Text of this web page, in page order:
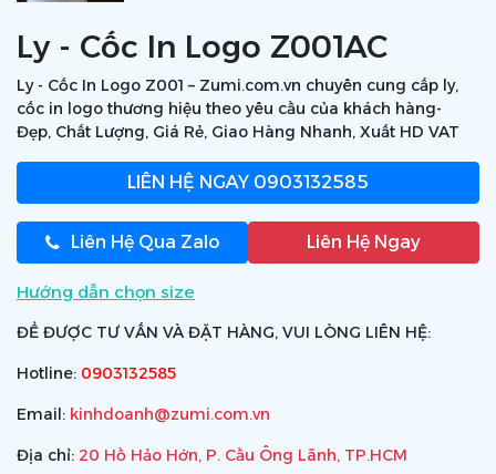
Ly - Cốc In Logo Z001AC
Ly - Cốc In Logo Z001 – Zumi.com.vn chuyên cung cấp ly,
cốc in logo thương hiệu theo yêu cầu của khách hàng-
Đẹp, Chất Lượng, Giá Rẻ, Giao Hàng Nhanh, Xuất HD VAT
LIÊN HỆ NGAY 0903132585
Liên Hệ Qua Zalo Liên Hệ Ngay
Hướng dẫn chọn size
ĐỂ ĐƯỢC TƯ VẤN VÀ ĐẶT HÀNG, VUI LÒNG LIÊN HỆ:
Hotline: 0903132585
Email: kinhdoanh@zumi.com.vn
Địa chỉ: 20 Hồ Hảo Hớn, P. Cầu Ông Lãnh, TP.HCM